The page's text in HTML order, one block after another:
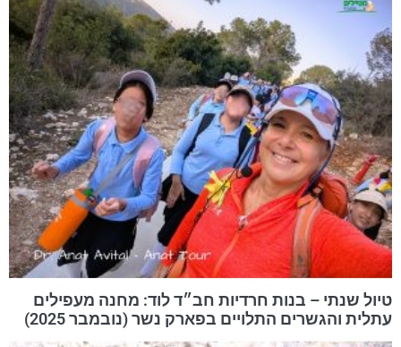
טיול שנתי – בנות חרדיות חב״ד לוד: מחנה מעפילים
עתלית והגשרים התלויים בפארק נשר (נובמבר 2025)